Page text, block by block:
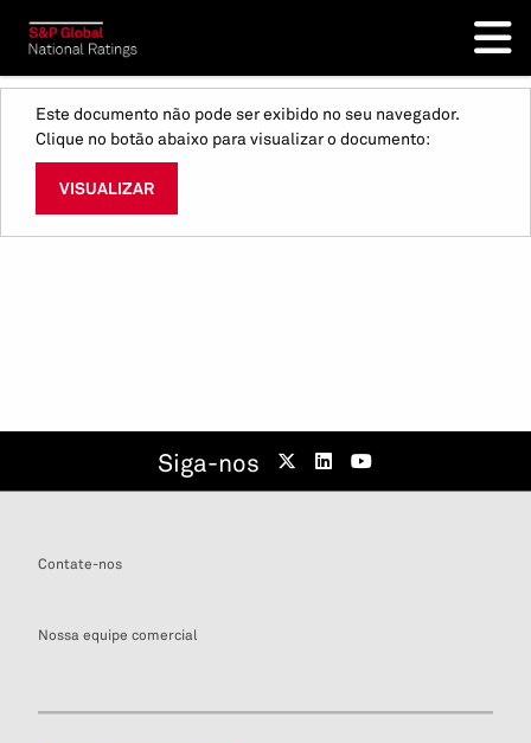
Este documento não pode ser exibido no seu navegador.
Clique no botão abaixo para visualizar o documento:
VISUALIZAR
Siga-nos
Contate-nos
Nossa equipe comercial